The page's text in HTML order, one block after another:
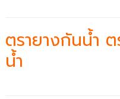
ตรายางกันน้ำ
น้ำ